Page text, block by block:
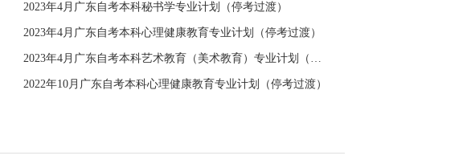
2023年4月广东自考本科秘书学专业计划（停考过渡）
2023年4月广东自考本科心理健康教育专业计划（停考过渡）
2023年4月广东自考本科艺术教育（美术教育）专业计划（停考过渡）
2022年10月广东自考本科心理健康教育专业计划（停考过渡）